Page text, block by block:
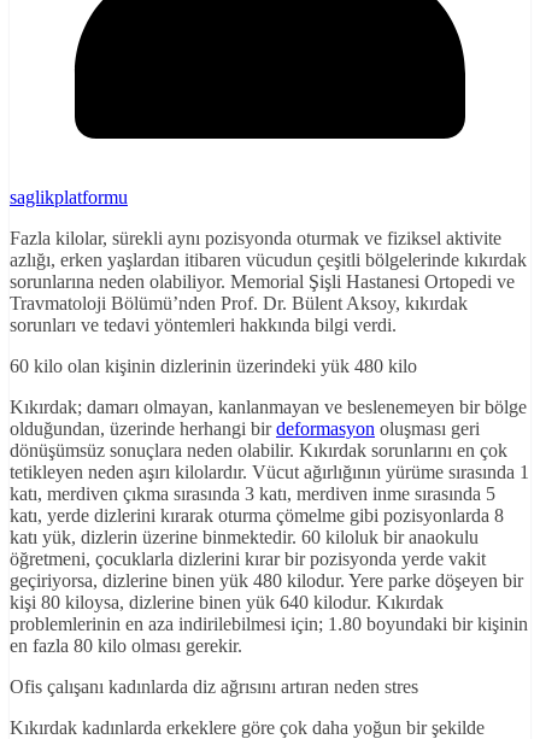
saglikplatformu
Fazla kilolar, sürekli aynı pozisyonda oturmak ve fiziksel aktivite
azlığı, erken yaşlardan itibaren vücudun çeşitli bölgelerinde kıkırdak
sorunlarına neden olabiliyor. Memorial Şişli Hastanesi Ortopedi ve
Travmatoloji Bölümü’nden Prof. Dr. Bülent Aksoy, kıkırdak
sorunları ve tedavi yöntemleri hakkında bilgi verdi.
60 kilo olan kişinin dizlerinin üzerindeki yük 480 kilo
Kıkırdak; damarı olmayan, kanlanmayan ve beslenemeyen bir bölge
olduğundan, üzerinde herhangi birdeformasyon oluşması geri
dönüşümsüz sonuçlara neden olabilir. Kıkırdak sorunlarını en çok
tetikleyen neden aşırı kilolardır. Vücut ağırlığının yürüme sırasında 1
katı, merdiven çıkma sırasında 3 katı, merdiven inme sırasında 5
katı, yerde dizlerini kırarak oturma çömelme gibi pozisyonlarda 8
katı yük, dizlerin üzerine binmektedir. 60 kiloluk bir anaokulu
öğretmeni, çocuklarla dizlerini kırar bir pozisyonda yerde vakit
geçiriyorsa, dizlerine binen yük 480 kilodur. Yere parke döşeyen bir
kişi 80 kiloysa, dizlerine binen yük 640 kilodur. Kıkırdak
problemlerinin en aza indirilebilmesi için; 1.80 boyundaki bir kişinin
en fazla 80 kilo olması gerekir.
Ofis çalışanı kadınlarda diz ağrısını artıran neden stres
Kıkırdak kadınlarda erkeklere göre çok daha yoğun bir şekilde